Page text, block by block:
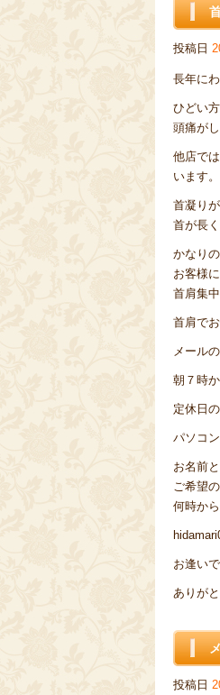
投稿日
長年に
ひどい
頭痛が
他店で
います。
首凝り
首が長
かなり
お客様
首肩集
首肩で
メール
朝７時
定休日
パソコ
お名前
ご希望
何時か
お逢い
ありが
投稿日